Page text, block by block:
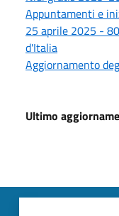
Appuntamenti e
25 aprile 2025 -
d'Italia
Aggiornamento
Ultimo